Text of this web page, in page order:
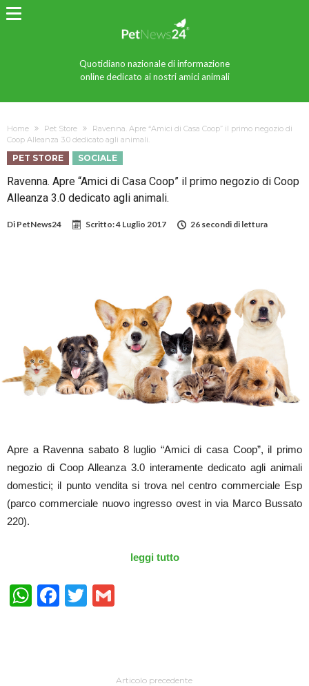
Quotidiano nazionale di informazione
online dedicato ai nostri amici animali
Home Pet Store
Ravenna. Apre “Amici di Casa Coop” il primo negozio di
Coop Alleanza 3.0 dedicato agli animali.
PET STORE SOCIALE
Ravenna. Apre “Amici di Casa Coop” il primo negozio di Coop
Alleanza 3.0 dedicato agli animali.
Di PetNews24 Scritto:4 Luglio 2017 26 secondi di lettura
Apre a Ravenna sabato 8 luglio “Amici di casa Coop”, il primo
negozio di Coop Alleanza 3.0 interamente dedicato agli animali
domestici; il punto vendita si trova nel centro commerciale Esp
(parco commerciale nuovo ingresso ovest in via Marco Bussato
220).
leggi tutto
WhatsApp
Facebook
Twitter
Articolo precedente